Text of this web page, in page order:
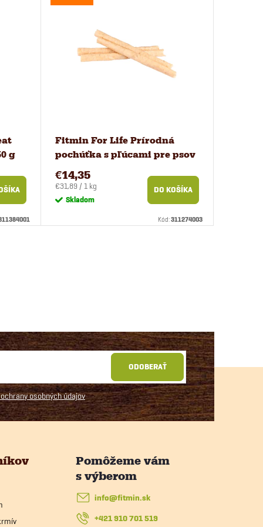
g
Fitmin For Life Prírodná
pochúťka s pľúcami pre psov
50 ks
€14,35
Jednotková
cena:
€31,89 / 1 kg
Skladom
DO KOŠÍKA
Kód:311274003
osobných údajov
ODOBERAŤ
info@fitmin.sk
+421 910 701 519